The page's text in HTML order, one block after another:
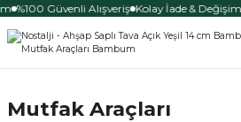
%100 Güvenli Alışveriş Kolay İade & Değişim
Mutfak Araçları